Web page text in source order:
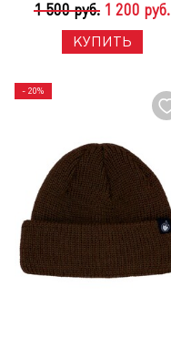
1 500 руб. 1 200 руб.
КУПИТЬ
- 20%